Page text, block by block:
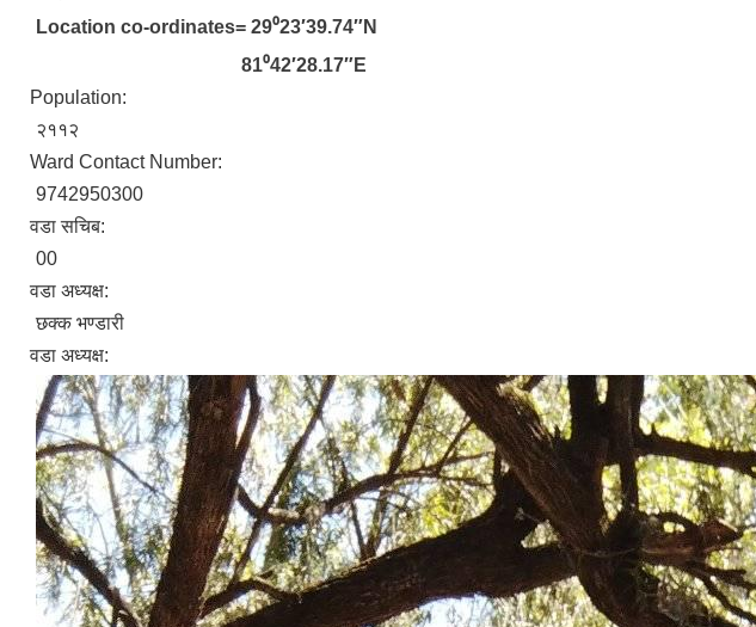
Location co-ordinates= 29⁰23′39.74″N
81⁰42′28.17″E
Population:
२११२
Ward Contact Number:
9742950300
वडा सचिब:
00
वडा अध्यक्ष:
छक्क भण्डारी
वडा अध्यक्ष: